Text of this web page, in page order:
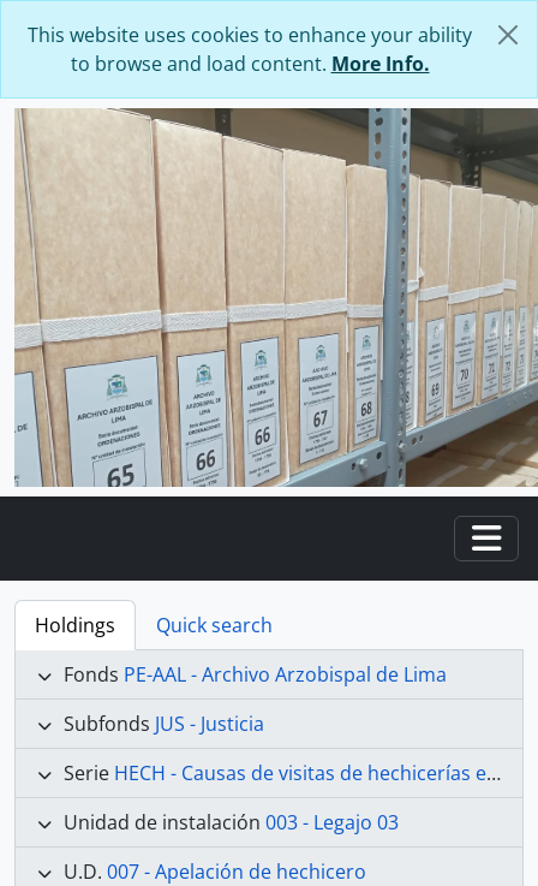
This website uses cookies to enhance your ability
to browse and load content. More Info.
Holdings
Quick search
Fonds PE-AAL - Archivo Arzobispal de Lima
Subfonds JUS - Justicia
Serie HECH - Causas de visitas de hechicerías e Idolatrías
Unidad de instalación 003 - Legajo 03
U.D. 007 - Apelación de hechicero